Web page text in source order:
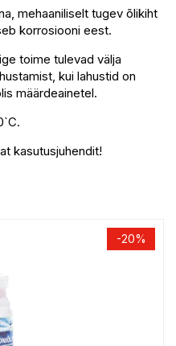
mehaaniliselt tugev õlikiht
korrosiooni eest.
toime tulevad välja
kui lahustid on
määrdeainetel.
kasutusjuhendit!
-20%